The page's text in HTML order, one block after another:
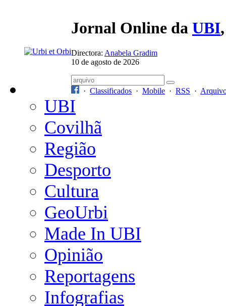
Jornal Online da UBI
Directora: Anabela Gradim
10 de agosto de 2026
· Classificados · Mobile · RSS ·
UBI
Covilhã
Região
Desporto
Cultura
GeoUrbi
Made In UBI
Opinião
Reportagens
Infografias